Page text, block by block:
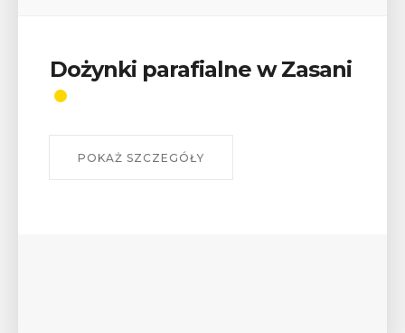
Dożynki parafialne w Zasani
POKAŻ SZCZEGÓŁY